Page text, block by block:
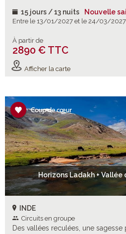
15 jours / 13 nuits Nouvelle
Entre le 13/01/2027 et le 24/03/2027
À partir de
2890 € TTC
Afficher la carte
Horizons Ladakh + Vallée
INDE
Circuits en groupe
Des vallées reculées, une